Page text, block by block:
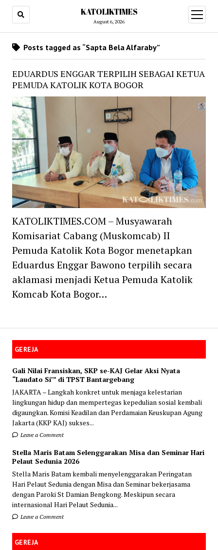
KATOLIKTIMES
August 6, 2026
open
menu
GEREJA
Gali Nilai Fransiskan, SKP se-KAJ Gelar Aksi Nyata
“Laudato Si’” di TPST Bantargebang
JAKARTA – Langkah konkret untuk menjaga kelestarian
lingkungan hidup dan mempertegas kepedulian sosial kembali
digaungkan. Komisi Keadilan dan Perdamaian Keuskupan Agung
Jakarta (KKP KAJ) sukses...
Leave a Comment
Stella Maris Batam Selenggarakan Misa dan Seminar Hari
Pelaut Sedunia 2026
Stella Maris Batam kembali menyelenggarakan Peringatan
Hari Pelaut Sedunia dengan Misa dan Seminar bekerjasama
dengan Paroki St Damian Bengkong. Meskipun secara
internasional Hari Pelaut Sedunia...
Leave a Comment
GEREJA
Posts tagged as “Sapta Bela Alfaraby”
EDUARDUS ENGGAR TERPILIH SEBAGAI KETUA
PEMUDA KATOLIK KOTA BOGOR
KATOLIKTIMES.COM – Musyawarah
Komisariat Cabang (Muskomcab) II
Pemuda Katolik Kota Bogor menetapkan
Eduardus Enggar Bawono terpilih secara
aklamasi menjadi Ketua Pemuda Katolik
Komcab Kota Bogor…